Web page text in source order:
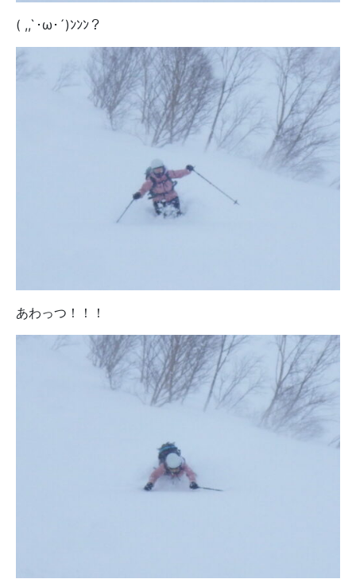
( ,,`･ω･´)ﾝﾝﾝ？
あわっつ！！！